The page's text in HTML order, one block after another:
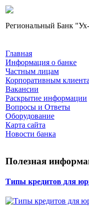
Региональный Банк
Главная
Информация о банке
Частным лицам
Корпоративным
Вакансии
Раскрытие информации
Вопросы и Ответы
Оборудование
Карта сайта
Новости банка
Полезная
Типы кредитов для